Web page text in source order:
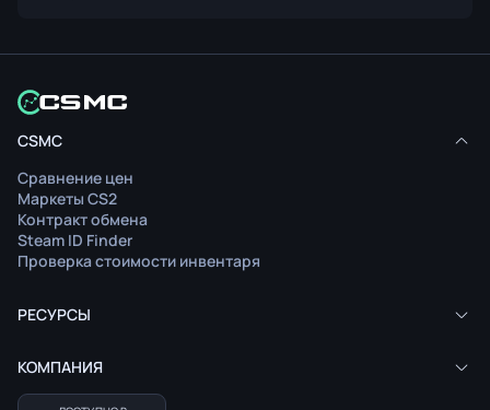
CSMC
Сравнение цен
Маркеты CS2
Контракт обмена
Steam ID Finder
Проверка стоимости инвентаря
РЕСУРСЫ
КОМПАНИЯ